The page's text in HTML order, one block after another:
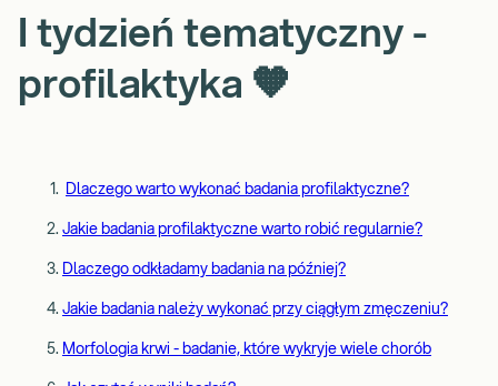
I tydzień tematyczny -
profilaktyka 🧡
Dlaczego warto wykonać badania profilaktyczne?
Jakie badania profilaktyczne warto robić regularnie?
Dlaczego odkładamy badania na później?
Jakie badania należy wykonać przy ciągłym zmęczeniu?
Morfologia krwi - badanie, które wykryje wiele chorób